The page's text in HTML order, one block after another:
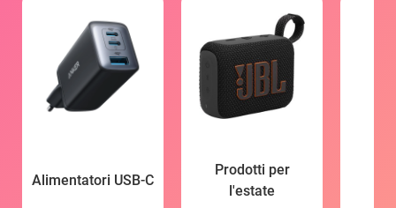
Alimentatori USB-C
Prodotti per
l'estate